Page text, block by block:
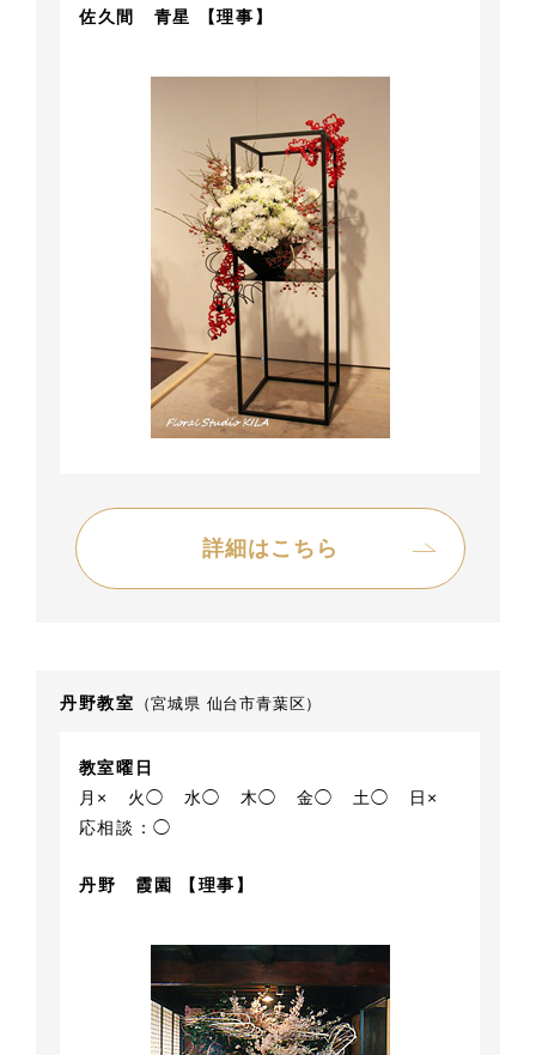
佐久間 青星 【理事】
詳細はこちら
丹野教室 （宮城県 仙台市青葉区）
教室曜日
月×
火◯ 水◯ 木◯ 金◯ 土◯
日×
応相談：◯
丹野 霞園 【理事】